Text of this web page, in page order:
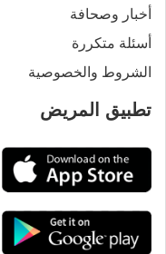
أخبار وصحافة
أسئلة متكررة
الشروط والخصوصية
تطبيق المريض